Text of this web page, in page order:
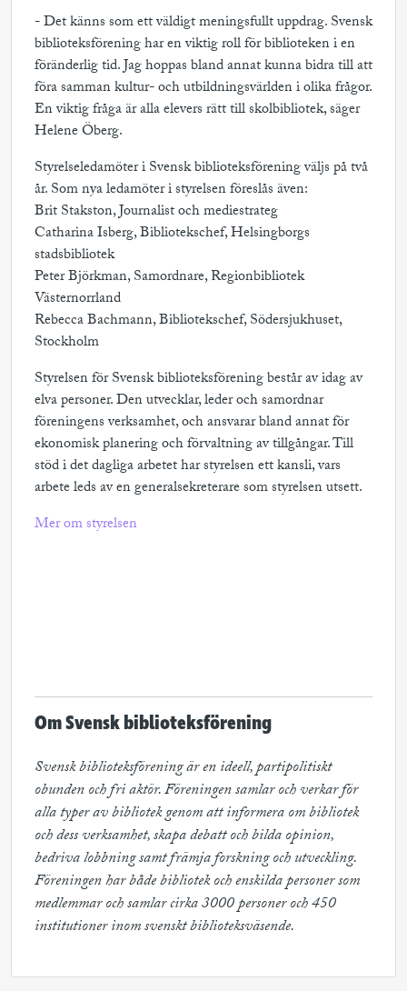
- Det känns som ett väldigt meningsfullt uppdrag. Svensk
biblioteksförening har en viktig roll för biblioteken i en
föränderlig tid. Jag hoppas bland annat kunna bidra till att
föra samman kultur- och utbildningsvärlden i olika frågor.
En viktig fråga är alla elevers rätt till skolbibliotek, säger
Helene Öberg.
Styrelseledamöter i Svensk biblioteksförening väljs på två
år. Som nya ledamöter i styrelsen föreslås även:
Brit Stakston, Journalist och mediestrateg
Catharina Isberg, Bibliotekschef, Helsingborgs
stadsbibliotek
Peter Björkman, Samordnare, Regionbibliotek
Västernorrland
Rebecca Bachmann, Bibliotekschef, Södersjukhuset,
Stockholm
Styrelsen för Svensk biblioteksförening består av idag av
elva personer. Den utvecklar, leder och samordnar
föreningens verksamhet, och ansvarar bland annat för
ekonomisk planering och förvaltning av tillgångar. Till
stöd i det dagliga arbetet har styrelsen ett kansli, vars
arbete leds av en generalsekreterare som styrelsen utsett.
Mer om styrelsen
Om Svensk biblioteksförening
Svensk biblioteksförening är en ideell, partipolitiskt
obunden och fri aktör. Föreningen samlar och verkar för
alla typer av bibliotek genom att informera om bibliotek
och dess verksamhet, skapa debatt och bilda opinion,
bedriva lobbning samt främja forskning och utveckling.
Föreningen har både bibliotek och enskilda personer som
medlemmar och samlar cirka 3000 personer och 450
institutioner inom svenskt biblioteksväsende.